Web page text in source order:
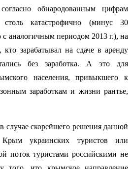
обнародованным цифрам
катастрофично (минус 30
аналогичным периодом 2013 г.), на
зарабатывал на сдаче в аренду
без заработка. А это для
населения, привыкшего к
заработкам и жизни рантье,
случае скорейшего решения данной
украинских туристов или
поток туристами российскими не